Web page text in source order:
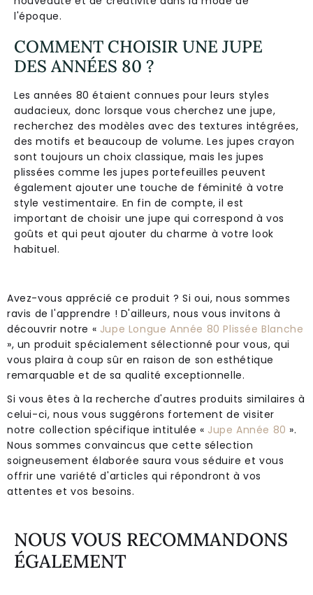
l'époque.
COMMENT CHOISIR UNE JUPE
DES ANNÉES 80 ?
Les années 80 étaient connues pour leurs styles
audacieux, donc lorsque vous cherchez une jupe,
recherchez des modèles avec des textures intégrées,
des motifs et beaucoup de volume. Les jupes crayon
sont toujours un choix classique, mais les jupes
plissées comme les jupes portefeuilles peuvent
également ajouter une touche de féminité à votre
style vestimentaire. En fin de compte, il est
important de choisir une jupe qui correspond à vos
goûts et qui peut ajouter du charme à votre look
habituel.
Avez-vous apprécié ce produit ? Si oui, nous sommes
ravis de l'apprendre ! D'ailleurs, nous vous invitons à
découvrir notre « Jupe Longue Année 80 Plissée Blanche
», un produit spécialement sélectionné pour vous, qui
vous plaira à coup sûr en raison de son esthétique
remarquable et de sa qualité exceptionnelle.
Si vous êtes à la recherche d'autres produits similaires à
celui-ci, nous vous suggérons fortement de visiter
notre collection spécifique intitulée « Jupe Année 80 ».
Nous sommes convaincus que cette sélection
soigneusement élaborée saura vous séduire et vous
offrir une variété d'articles qui répondront à vos
attentes et vos besoins.
NOUS VOUS RECOMMANDONS
ÉGALEMENT